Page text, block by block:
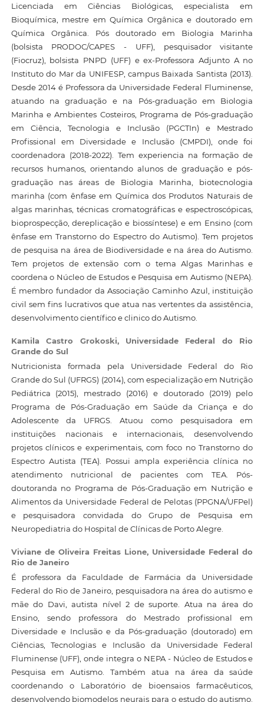
Licenciada em Ciências Biológicas, especialista em
Bioquímica, mestre em Química Orgânica e doutorado em
Química Orgânica. Pós doutorado em Biologia Marinha
(bolsista PRODOC/CAPES - UFF), pesquisador visitante
(Fiocruz), bolsista PNPD (UFF) e ex-Professora Adjunto A no
Instituto do Mar da UNIFESP, campus Baixada Santista (2013).
Desde 2014 é Professora da Universidade Federal Fluminense,
atuando na graduação e na Pós-graduação em Biologia
Marinha e Ambientes Costeiros, Programa de Pós-graduação
em Ciência, Tecnologia e Inclusão (PGCTIn) e Mestrado
Profissional em Diversidade e Inclusão (CMPDI), onde foi
coordenadora (2018-2022). Tem experiencia na formação de
recursos humanos, orientando alunos de graduação e pós-
graduação nas áreas de Biologia Marinha, biotecnologia
marinha (com ênfase em Química dos Produtos Naturais de
algas marinhas, técnicas cromatográficas e espectroscópicas,
bioprospecção, dereplicação e biossíntese) e em Ensino (com
ênfase em Transtorno do Espectro do Autismo). Tem projetos
de pesquisa na área de Biodiversidade e na área do Autismo.
Tem projetos de extensão com o tema Algas Marinhas e
coordena o Núcleo de Estudos e Pesquisa em Autismo (NEPA).
É membro fundador da Associação Caminho Azul, instituição
civil sem fins lucrativos que atua nas vertentes da assistência,
desenvolvimento científico e clinico do Autismo.
Kamila Castro Grokoski, Universidade Federal do Rio
Grande do Sul
Nutricionista formada pela Universidade Federal do Rio
Grande do Sul (UFRGS) (2014), com especialização em Nutrição
Pediátrica (2015), mestrado (2016) e doutorado (2019) pelo
Programa de Pós-Graduação em Saúde da Criança e do
Adolescente da UFRGS. Atuou como pesquisadora em
instituições nacionais e internacionais, desenvolvendo
projetos clínicos e experimentais, com foco no Transtorno do
Espectro Autista (TEA). Possui ampla experiência clínica no
atendimento nutricional de pacientes com TEA. Pós-
doutoranda no Programa de Pós-Graduação em Nutrição e
Alimentos da Universidade Federal de Pelotas (PPGNA/UFPel)
e pesquisadora convidada do Grupo de Pesquisa em
Neuropediatria do Hospital de Clínicas de Porto Alegre.
Viviane de Oliveira Freitas Lione, Universidade Federal do
Rio de Janeiro
É professora da Faculdade de Farmácia da Universidade
Federal do Rio de Janeiro, pesquisadora na área do autismo e
mãe do Davi, autista nível 2 de suporte. Atua na área do
Ensino, sendo professora do Mestrado profissional em
Diversidade e Inclusão e da Pós-graduação (doutorado) em
Ciências, Tecnologias e Inclusão da Universidade Federal
Fluminense (UFF), onde integra o NEPA - Núcleo de Estudos e
Pesquisa em Autismo. Também atua na área da saúde
coordenando o Laboratório de bioensaios farmacêuticos,
desenvolvendo biomodelos neurais para o estudo do autismo.